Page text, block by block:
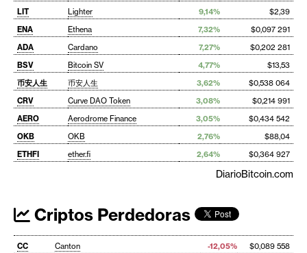
LIT
Lighter 9,14%
$2,39
ENA
Ethena 7,32%
$0,097 291
ADA
Cardano 7,27%
$0,202 281
BSV
Bitcoin SV 4,77%
$13,53
币安人生
币安人生 3,62%
$0,538 064
CRV
Curve DAO Token 3,08%
$0,214 991
AERO
Aerodrome Finance 3,05%
$0,434 542
OKB
OKB 2,76%
$88,04
ETHFI
ether.fi 2,64% $0,364 927
DiarioBitcoin.com
Criptos Perdedoras
CC Canton -12,05%
$0,089 558